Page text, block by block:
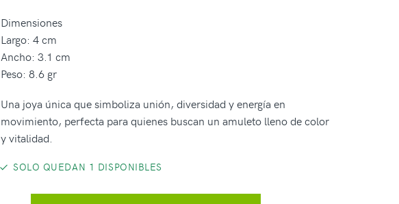
Dimensiones
Largo: 4 cm
Ancho: 3.1 cm
Peso: 8.6 gr
Una joya única que simboliza unión, diversidad y energía en
movimiento, perfecta para quienes buscan un amuleto lleno de color
y vitalidad.
SOLO QUEDAN 1 DISPONIBLES